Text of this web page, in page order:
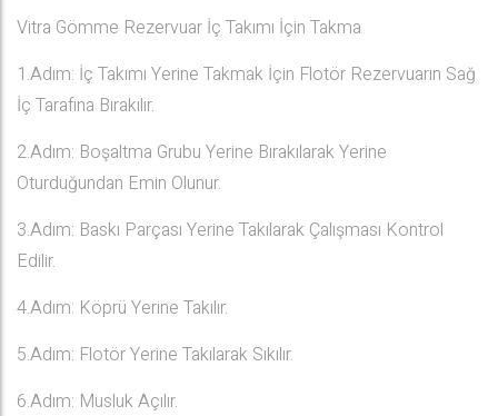
Vitra Gömme Rezervuar İç Takımı İçin Takma
1.Adım: İç Takımı Yerine Takmak İçin Flotör Rezervuarın Sağ
İç Tarafına Bırakılır.
2.Adım: Boşaltma Grubu Yerine Bırakılarak Yerine
Oturduğundan Emin Olunur.
3.Adım: Baskı Parçası Yerine Takılarak Çalışması Kontrol
Edilir.
4.Adım: Köprü Yerine Takılır.
5.Adım: Flotör Yerine Takılarak Sıkılır.
6.Adım: Musluk Açılır.